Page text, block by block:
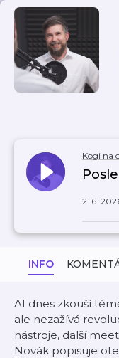
Kogi na
2. 6.
INFO
AI dnes zkouší
ale nezažívá
nástroje, další
Novák popisuje